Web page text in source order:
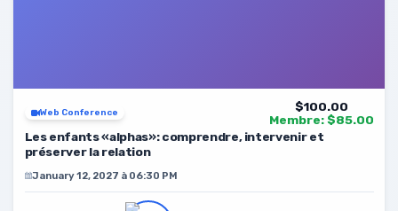
Web Conference
$100.00
Membre: $85.00
Les enfants «alphas»: comprendre, intervenir et
préserver la relation
January 12, 2027 à 06:30 PM